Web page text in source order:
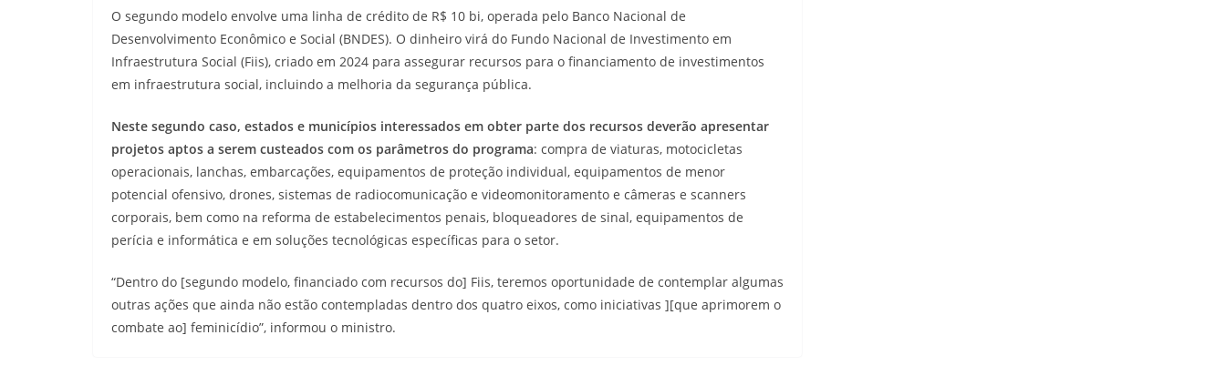
O segundo modelo envolve uma linha de crédito de R$ 10 bi, operada pelo Banco Nacional de
Desenvolvimento Econômico e Social (BNDES). O dinheiro virá do Fundo Nacional de Investimento em
Infraestrutura Social (Fiis), criado em 2024 para assegurar recursos para o financiamento de investimentos
em infraestrutura social, incluindo a melhoria da segurança pública.
Neste segundo caso, estados e municípios interessados em obter parte dos recursos deverão apresentar
projetos aptos a serem custeados com os parâmetros do programa: compra de viaturas, motocicletas
operacionais, lanchas, embarcações, equipamentos de proteção individual, equipamentos de menor
potencial ofensivo, drones, sistemas de radiocomunicação e videomonitoramento e câmeras e scanners
corporais, bem como na reforma de estabelecimentos penais, bloqueadores de sinal, equipamentos de
perícia e informática e em soluções tecnológicas específicas para o setor.
“Dentro do [segundo modelo, financiado com recursos do] Fiis, teremos oportunidade de contemplar algumas
outras ações que ainda não estão contempladas dentro dos quatro eixos, como iniciativas ][que aprimorem o
combate ao] feminicídio”, informou o ministro.